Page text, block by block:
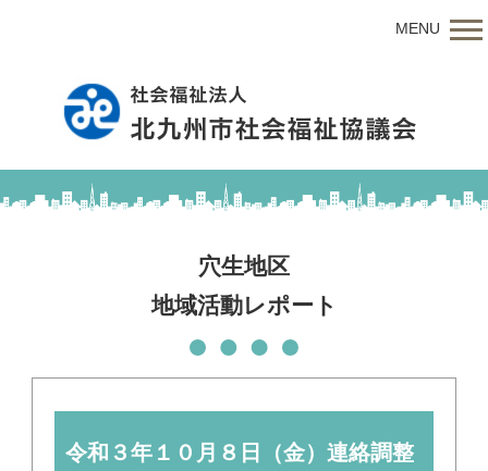
MENU
穴生地区
地域活動レポート
令和３年１０月８日（金）連絡調整